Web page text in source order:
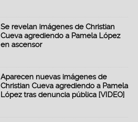
Se revelan imágenes de Christian
Cueva agrediendo a Pamela López
en ascensor
Aparecen nuevas imágenes de
Christian Cueva agrediendo a Pamela
López tras denuncia pública [VIDEO]